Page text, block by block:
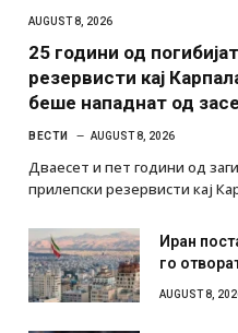
AUGUST 8, 2026
25 години од
резервисти кај
беше нападнат од
ВЕСТИ AUGUST 8, 2026
Дваесет и пет години од
прилепски резервисти кај
Иран
го
AUGUST 8,